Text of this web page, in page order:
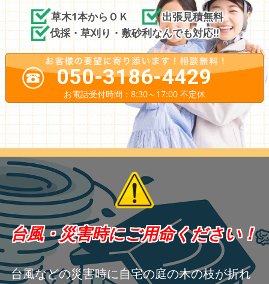
草木1本からＯＫ
出張見積無料
伐採・草刈り・敷砂利なんでも対応!!
050-3186-4429
お電話受付時間：8:30～17:00 不定休
台風・災害時にご用命ください！
台風などの災害時に自宅の庭の木の枝が折れ